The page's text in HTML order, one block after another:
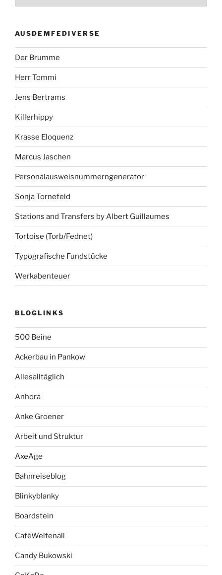
AUSDEMFEDIVERSE
Der Brumme
Herr Tommi
Jens Bertrams
Killerhippy
Krasse Eloquenz
Marcus Jaschen
Personalausweisnummerngenerator
Sonja Tornefeld
Stations and Transfers by Albert Guillaumes
Tortoise (Torb/Fednet)
Typografische Fundstücke
Werkabenteuer
BLOGLINKS
500 Beine
Ackerbau in Pankow
Allesalltäglich
Anhora
Anke Groener
Arbeit und Struktur
AxeAge
Bahnreiseblog
Blinkyblanky
Boardstein
CaféWeltenall
Candy Bukowski